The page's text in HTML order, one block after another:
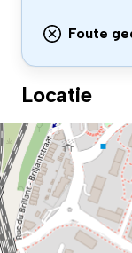
Foute
Locatie